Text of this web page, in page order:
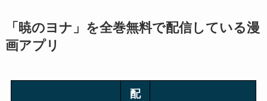
「暁のヨナ」を全巻無料で配信している漫
画アプリ
配